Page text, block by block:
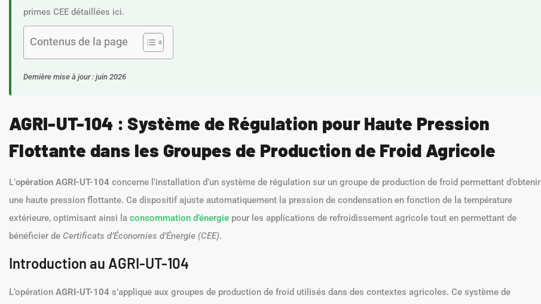
primes CEE détaillées ici.
Contenus de la page
Dernière mise à jour : juin 2026
AGRI-UT-104 : Système de Régulation pour Haute Pression
Flottante dans les Groupes de Production de Froid Agricole
L’opération AGRI-UT-104 concerne l’installation d’un système de régulation sur un groupe de production de froid permettant d’obtenir
une haute pression flottante. Ce dispositif ajuste automatiquement la pression de condensation en fonction de la température
extérieure, optimisant ainsi la consommation d’énergie pour les applications de refroidissement agricole tout en permettant de
bénéficier de Certificats d’Économies d’Énergie (CEE).
Introduction au AGRI-UT-104
L’opération AGRI-UT-104 s’applique aux groupes de production de froid utilisés dans des contextes agricoles. Ce système de